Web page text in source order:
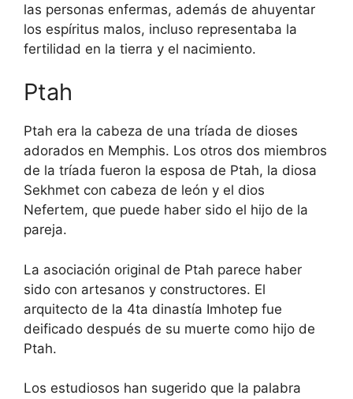
las personas enfermas, además de ahuyentar
los espíritus malos, incluso representaba la
fertilidad en la tierra y el nacimiento.
Ptah
Ptah era la cabeza de una tríada de dioses
adorados en Memphis. Los otros dos miembros
de la tríada fueron la esposa de Ptah, la diosa
Sekhmet con cabeza de león y el dios
Nefertem, que puede haber sido el hijo de la
pareja.
La asociación original de Ptah parece haber
sido con artesanos y constructores. El
arquitecto de la 4ta dinastía Imhotep fue
deificado después de su muerte como hijo de
Ptah.
Los estudiosos han sugerido que la palabra